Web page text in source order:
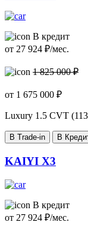
В кредит
от 27 924 ₽/мес.
1 825 000 ₽
от 1 675 000 ₽
Luxury 1.5 CVT
В Trade-in В
KAIYI X3
В кредит
от 27 924 ₽/мес.